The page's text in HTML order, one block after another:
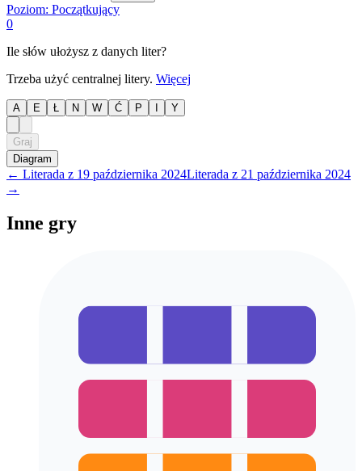
Poziom: Początkujący
0
Ile słów ułożysz z danych liter?
Trzeba użyć centralnej litery. Więcej
A E Ł N W Ć P Y
Graj
Diagram
← Literada z 19 października 2024Literada z 21 października 2024
→
Inne gry